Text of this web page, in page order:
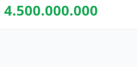
4.500.000.000